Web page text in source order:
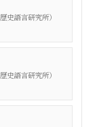
史語言研究所）
史語言研究所）